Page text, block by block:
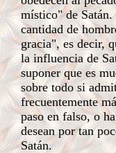
místico" de
cantidad de
gracia", es decir,
la influencia de
suponer que es
sobre todo si
frecuentemente
paso en falso, o
desean por tan
Satán.